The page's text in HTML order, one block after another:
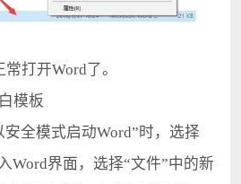
打开Word了。
模板
全模式启动Word”时，选择
Word界面，选择“文件”中的新